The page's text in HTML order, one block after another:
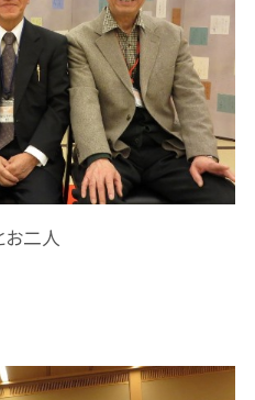
お二人